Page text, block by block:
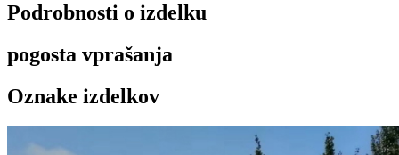
Podrobnosti o izdelku
pogosta vprašanja
Oznake izdelkov